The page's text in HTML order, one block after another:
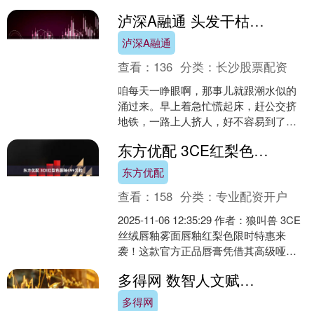
脂、创伤小及恢复快的优势，成....
泸深A融通 头发干枯打结发根立起来
泸深A融通
查看： 136 分类：长沙股票配资
咱每天一睁眼啊，那事儿就跟潮水似的
涌过来。早上着急忙慌起床，赶公交挤
地铁，一路上人挤人，好不容易到了公
得晕头转向。晚上下班回家....东方优配 3CE红梨色唇釉499元抢
东方优配
查看： 158 分类：专业配资开户
2025-11-06 12:35:29 作者：狼叫兽 3CE
丝绒唇釉雾面唇釉红梨色限时特惠来
袭！这款官方正品唇膏凭借其高级哑光
色....
多得网 数智人文赋能高校教学创新 国际交流共绘创意未来
多得网